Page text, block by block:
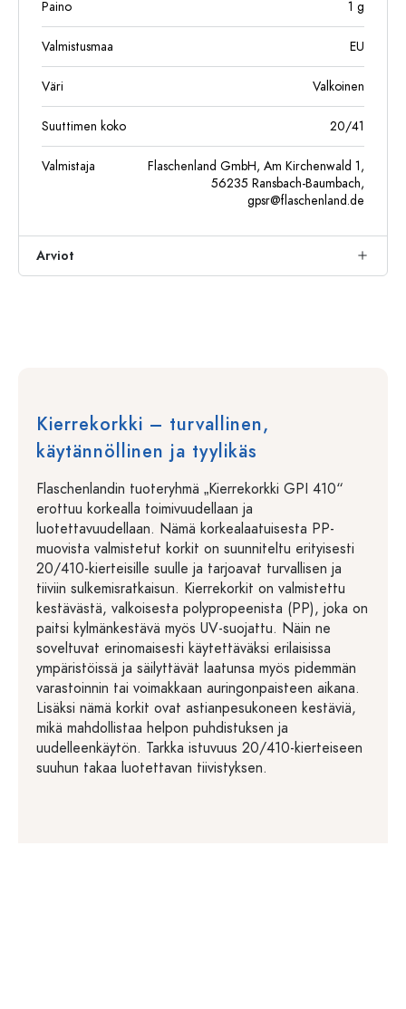
Paino 1 g
Valmistusmaa EU
Väri Valkoinen
Suuttimen koko 20/41
Valmistaja
Flaschenland GmbH, Am Kirchenwald 1,
56235 Ransbach-Baumbach,
gpsr@flaschenland.de
Arviot
Kierrekorkki – turvallinen,
käytännöllinen ja tyylikäs
Flaschenlandin tuoteryhmä „Kierrekorkki GPI 410“
erottuu korkealla toimivuudellaan ja
luotettavuudellaan. Nämä korkealaatuisesta PP-
muovista valmistetut korkit on suunniteltu erityisesti
20/410-kierteisille suulle ja tarjoavat turvallisen ja
tiiviin sulkemisratkaisun. Kierrekorkit on valmistettu
kestävästä, valkoisesta polypropeenista (PP), joka on
paitsi kylmänkestävä myös UV-suojattu. Näin ne
soveltuvat erinomaisesti käytettäväksi erilaisissa
ympäristöissä ja säilyttävät laatunsa myös pidemmän
varastoinnin tai voimakkaan auringonpaisteen aikana.
Lisäksi nämä korkit ovat astianpesukoneen kestäviä,
mikä mahdollistaa helpon puhdistuksen ja
uudelleenkäytön. Tarkka istuvuus 20/410-kierteiseen
suuhun takaa luotettavan tiivistyksen.